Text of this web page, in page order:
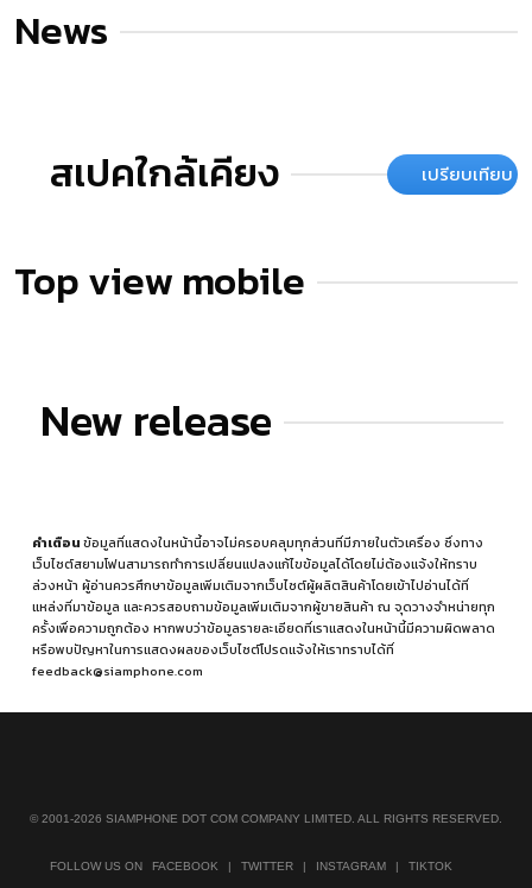
News
สเปคใกล้เคียง เปรียบเทียบ
Top view mobile
New release
คำเตือนข้อมูลที่แสดงในหน้านี้อาจไม่ครอบคลุมทุกส่วนที่มีภายในตัวเครื่อง ซึ่งทาง
เว็บไซต์สยามโฟนสามารถทำการเปลี่ยนแปลงแก้ไขข้อมูลได้โดยไม่ต้องแจ้งให้ทราบ
ล่วงหน้า ผู้อ่านควรศึกษาข้อมูลเพิ่มเติมจากเว็บไซต์ผู้ผลิตสินค้าโดยเข้าไปอ่านได้ที่
แหล่งที่มาข้อมูล และควรสอบถามข้อมูลเพิ่มเติมจากผู้ขายสินค้า ณ จุดวางจำหน่ายทุก
ครั้งเพื่อความถูกต้อง หากพบว่าข้อมูลรายละเอียดที่เราแสดงในหน้านี้มีความผิดพลาด
หรือพบปัญหาในการแสดงผลของเว็บไซต์โปรดแจ้งให้เราทราบได้ที่
feedback@siamphone.com
© 2001-2026 SIAMPHONE DOT COM COMPANY LIMITED. ALL RIGHTS RESERVED.
FOLLOW US ON FACEBOOK | TWITTER | INSTAGRAM | TIKTOK